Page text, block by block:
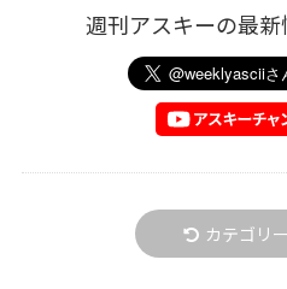
週刊アスキーの最
カテゴリ